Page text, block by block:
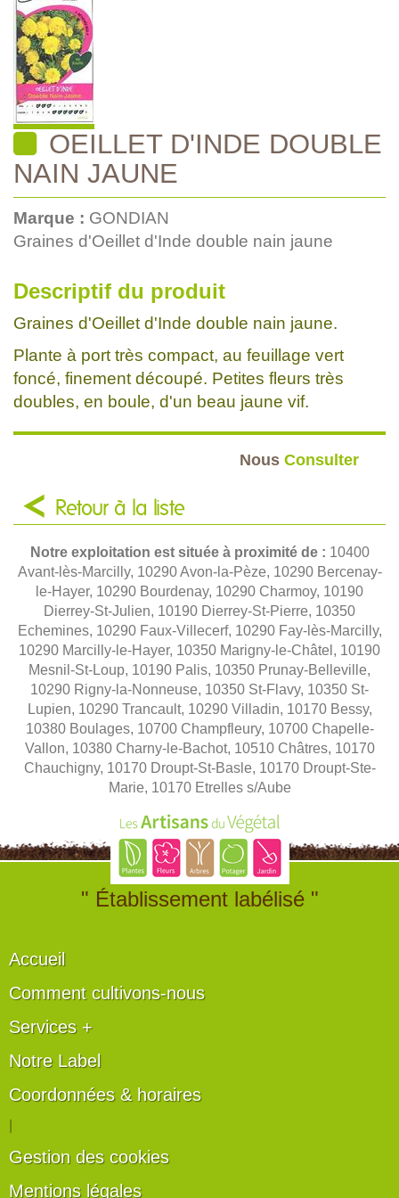
OEILLET D'INDE DOUBLE
NAIN JAUNE
Marque : GONDIAN
Graines d'Oeillet d'Inde double nain jaune
Descriptif du produit
Graines d'Oeillet d'Inde double nain jaune.
Plante à port très compact, au feuillage vert
foncé, finement découpé. Petites fleurs très
doubles, en boule, d'un beau jaune vif.
Nous Consulter
Retour à la liste
Notre exploitation est située à proximité de : 10400
Avant-lès-Marcilly, 10290 Avon-la-Pèze, 10290 Bercenay-
le-Hayer, 10290 Bourdenay, 10290 Charmoy, 10190
Dierrey-St-Julien, 10190 Dierrey-St-Pierre, 10350
Echemines, 10290 Faux-Villecerf, 10290 Fay-lès-Marcilly,
10290 Marcilly-le-Hayer, 10350 Marigny-le-Châtel, 10190
Mesnil-St-Loup, 10190 Palis, 10350 Prunay-Belleville,
10290 Rigny-la-Nonneuse, 10350 St-Flavy, 10350 St-
Lupien, 10290 Trancault, 10290 Villadin, 10170 Bessy,
10380 Boulages, 10700 Champfleury, 10700 Chapelle-
Vallon, 10380 Charny-le-Bachot, 10510 Châtres, 10170
Chauchigny, 10170 Droupt-St-Basle, 10170 Droupt-Ste-
Marie, 10170 Etrelles s/Aube
" Établissement labélisé "
Accueil
Comment cultivons-nous
Services +
Notre Label
Coordonnées & horaires
Gestion des cookies
Mentions légales